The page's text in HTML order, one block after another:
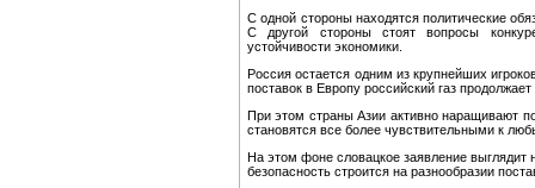
С одной стороны находятся политические
С другой стороны стоят вопросы
устойчивости экономики.
Россия остается одним из крупнейших
поставок в Европу российский газ
При этом страны Азии активно наращивают
становятся все более чувствительными к
На этом фоне словацкое заявление выглядит
безопасность строится на разнообразии